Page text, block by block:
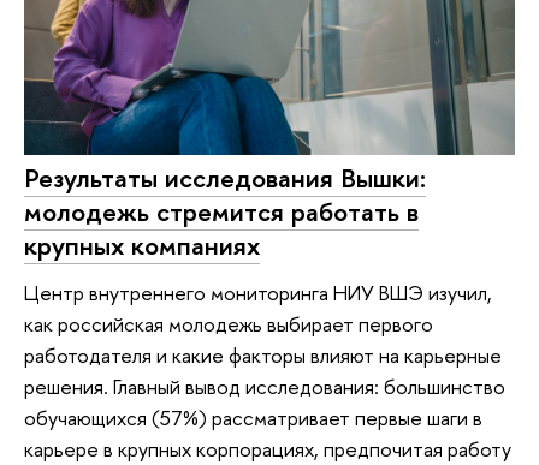
Результаты исследования Вышки:
молодежь стремится работать в
крупных компаниях
Центр внутреннего мониторинга НИУ ВШЭ изучил,
как российская молодежь выбирает первого
работодателя и какие факторы влияют на карьерные
решения. Главный вывод исследования: большинство
обучающихся (57%) рассматривает первые шаги в
карьере в крупных корпорациях, предпочитая работу